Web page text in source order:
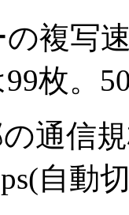
複写速
枚。
通信規
自動